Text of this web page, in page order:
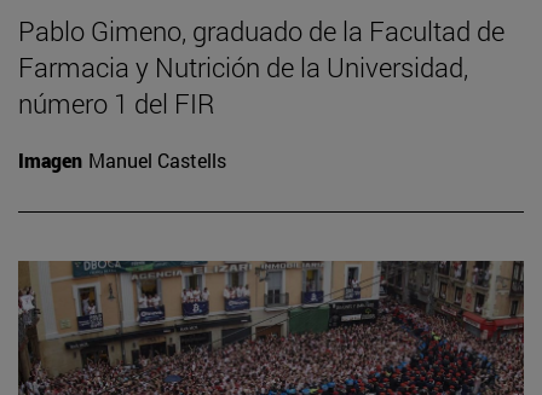
Pablo Gimeno, graduado de la Facultad de
Farmacia y Nutrición de la Universidad,
número 1 del FIR
Imagen Manuel Castells